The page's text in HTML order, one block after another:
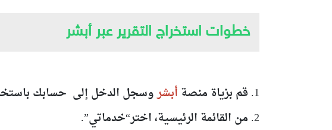
خطوات استخراج التقرير عبر أبشر
1. قم بزياة منصة أبشروسجل الدخل إلى حسابك
2. من القائمة الرئيسية، اختر“خدماتي”.